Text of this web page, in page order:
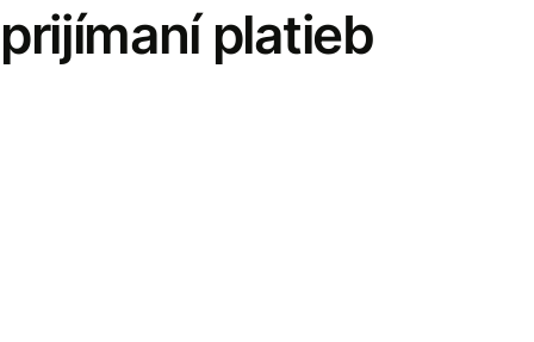
prijímaní platieb